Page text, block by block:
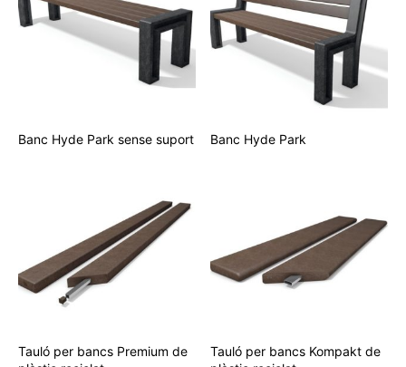
Banc Hyde Park sense suport Banc Hyde Park
Tauló per bancs Premium de
Tauló per bancs Kompakt de